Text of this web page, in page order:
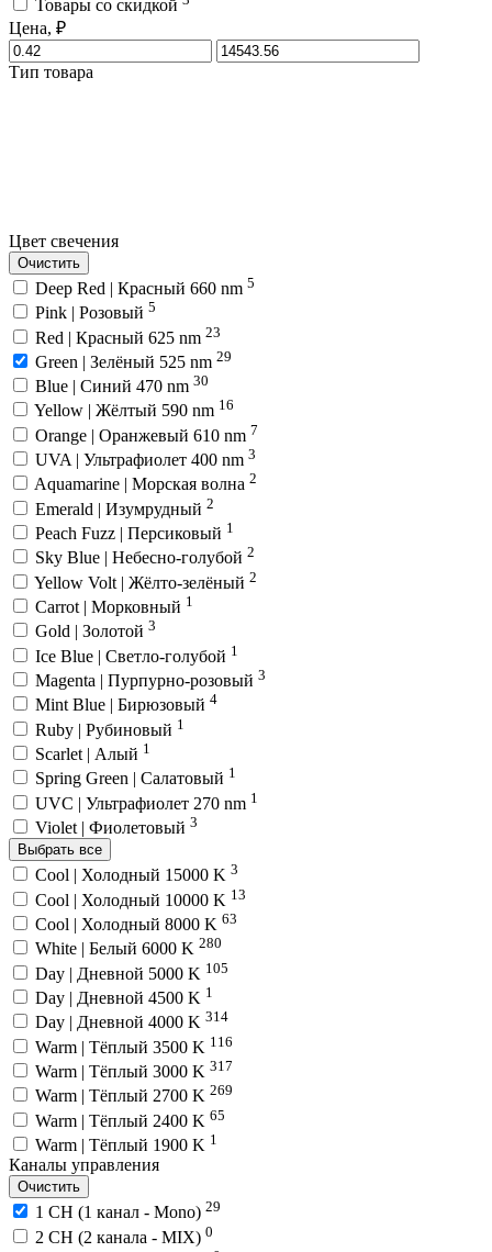
Товары со скидкой
Цена, ₽
Тип товара
Цвет свечения
Очистить
Deep Red | Красный 660 nm 5
Pink | Розовый 5
Red | Красный 625 nm 23
Green | Зелёный 525 nm 29
Blue | Синий 470 nm 30
Yellow | Жёлтый 590 nm 16
Orange | Оранжевый 610 nm 7
UVA | Ультрафиолет 400 nm 3
Aquamarine | Морская волна 2
Emerald | Изумрудный 2
Peach Fuzz | Персиковый 1
Sky Blue | Небесно-голубой 2
Yellow Volt | Жёлто-зелёный 2
Carrot | Морковный 1
Gold | Золотой 3
Ice Blue | Светло-голубой 1
Magenta | Пурпурно-розовый 3
Mint Blue | Бирюзовый 4
Ruby | Рубиновый 1
Scarlet | Алый 1
Spring Green | Салатовый 1
UVC | Ультрафиолет 270 nm 1
Violet | Фиолетовый 3
Выбрать все
Cool | Холодный 15000 K 3
Cool | Холодный 10000 K 13
Cool | Холодный 8000 K 63
White | Белый 6000 K 280
Day | Дневной 5000 K 105
Day | Дневной 4500 K 1
Day | Дневной 4000 K 314
Warm | Тёплый 3500 K 116
Warm | Тёплый 3000 K 317
Warm | Тёплый 2700 K 269
Warm | Тёплый 2400 K 65
Warm | Тёплый 1900 K 1
Каналы управления
Очистить
1 CH (1 канал - Mono) 29
2 CH (2 канала - MIX) 0